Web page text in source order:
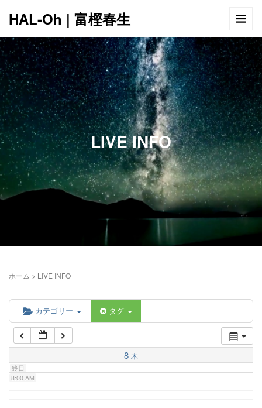
HAL-Oh | 富樫春生
LIVE INFO
ホーム > LIVE INFO
カテゴリー タグ
8 木
終日
12:00 AM
1:00 AM
2:00 AM
5:00 AM
6:00 AM
7:00 AM
8:00 AM